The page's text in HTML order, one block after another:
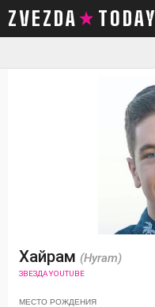
ZVEZDA TODAY
Хайрам (Hyram)
ЗВЕЗДА YOUTUBE
МЕСТО РОЖДЕНИЯ